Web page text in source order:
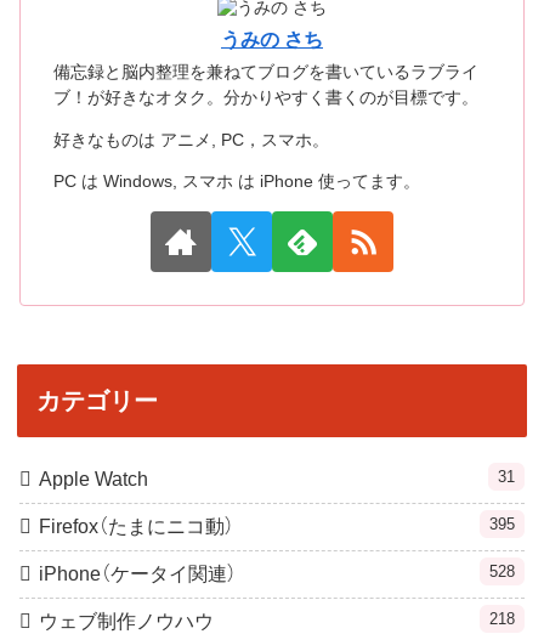
うみの さち
備忘録と脳内整理を兼ねてブログを書いているラブライ
ブ！が好きなオタク。分かりやすく書くのが目標です。
好きなものは アニメ, PC，スマホ。
PC は Windows, スマホ は iPhone 使ってます。
カテゴリー
Apple Watch 31
Firefox（たまにニコ動） 395
iPhone（ケータイ関連） 528
ウェブ制作ノウハウ 218